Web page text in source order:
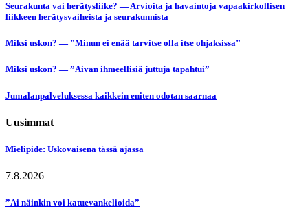
Seurakunta vai herätysliike? — Arvioita ja havaintoja vapaakirkollisen
liikkeen herätysvaiheista ja seurakunnista
Miksi uskon? — ”Minun ei enää tarvitse olla itse ohjaksissa”
Miksi uskon? — ”Aivan ihmeellisiä juttuja tapahtui”
Jumalanpalveluksessa kaikkein eniten odotan saarnaa
Uusimmat
Mielipide: Uskovaisena tässä ajassa
7.8.2026
”Ai näinkin voi katuevankelioida”